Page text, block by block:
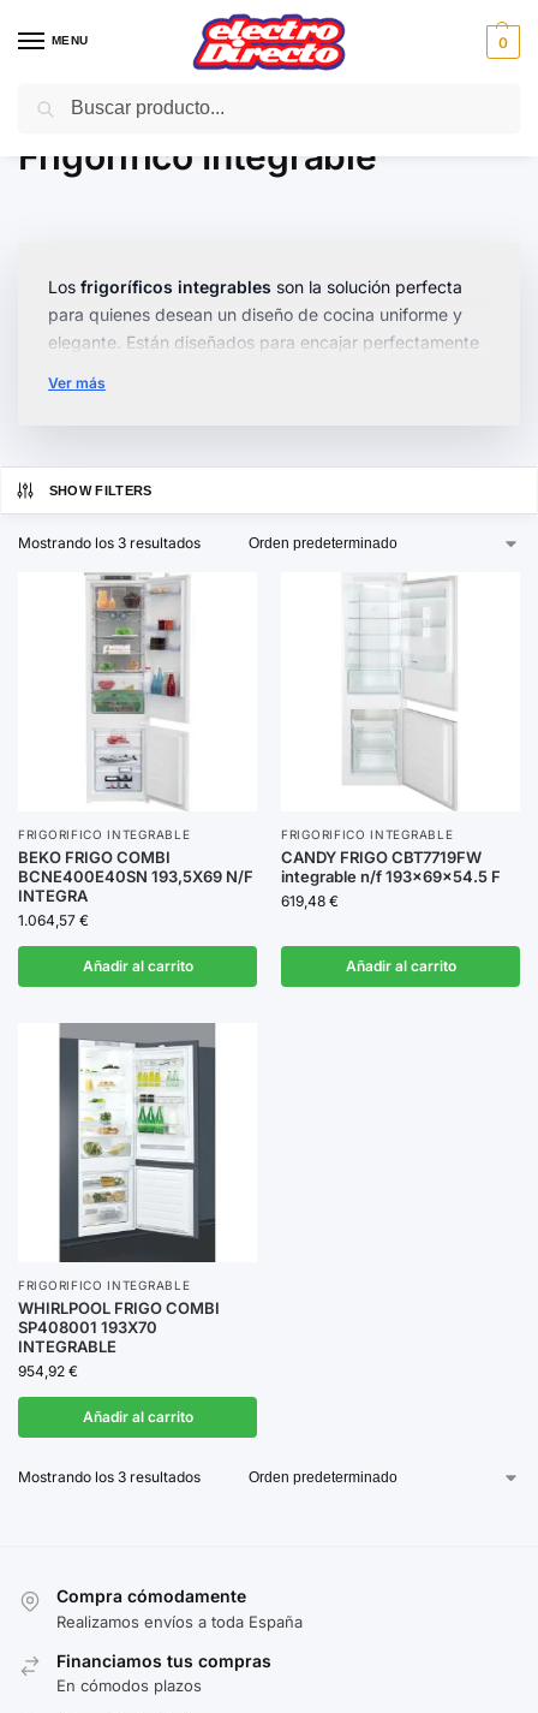
MENU 0
Inicio Gama blanca Frigorificos
Frigorifico Integrable
Los frigoríficos integrables son la solución perfecta
para quienes desean un diseño de cocina uniforme y
elegante. Están diseñados para encajar perfectamente
espacio.
digitalespara una mayor precisión y eficiencia
energética.
Explora nuestra gama y elige el frigorífico integrable
que mejor se adapte a tus necesidades y estilo de vida.
Ver más
SHOW FILTERS
Mostrando los 3 resultados
FRIGORIFICO INTEGRABLE
BEKO FRIGO COMBI
BCNE400E40SN 193,5X69 N/F
INTEGRA
1.064,57 €
Añadir al carrito
FRIGORIFICO INTEGRABLE
CANDY FRIGO CBT7719FW
integrable n/f 193x69x54.5 F
619,48 €
Añadir al carrito
FRIGORIFICO INTEGRABLE
WHIRLPOOL FRIGO COMBI
SP408001 193X70
INTEGRABLE
954,92 €
Añadir al carrito
Mostrando los 3 resultados
Compra cómodamente
Realizamos envíos a toda España
Financiamos tus compras
En cómodos plazos